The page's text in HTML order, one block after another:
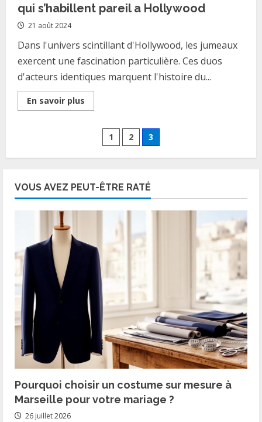
qui s’habillent pareil a Hollywood
21 août 2024
Dans l'univers scintillant d'Hollywood, les jumeaux
exercent une fascination particulière. Ces duos
d'acteurs identiques marquent l'histoire du...
En savoir plus
more
les
qui
s’habillent
pareil
Pagination
des
publications
1 2 3
VOUS AVEZ PEUT-ÊTRE RATÉ
Pourquoi choisir un costume sur mesure à
Marseille pour votre mariage ?
26 juillet 2026